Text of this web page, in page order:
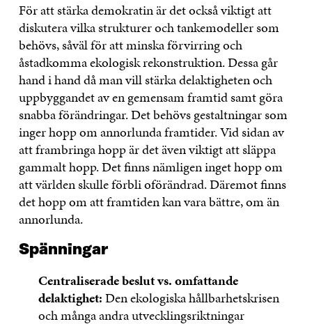
För att stärka demokratin är det också viktigt att
diskutera vilka strukturer och tankemodeller som
behövs, såväl för att minska förvirring och
åstadkomma ekologisk rekonstruktion. Dessa går
hand i hand då man vill stärka delaktigheten och
uppbyggandet av en gemensam framtid samt göra
snabba förändringar. Det behövs gestaltningar som
inger hopp om annorlunda framtider. Vid sidan av
att frambringa hopp är det även viktigt att släppa
gammalt hopp. Det finns nämligen inget hopp om
att världen skulle förbli oförändrad. Däremot finns
det hopp om att framtiden kan vara bättre, om än
annorlunda.
Spänningar
Centraliserade beslut vs. omfattande
delaktighet:Den ekologiska hållbarhetskrisen
och många andra utvecklingsriktningar